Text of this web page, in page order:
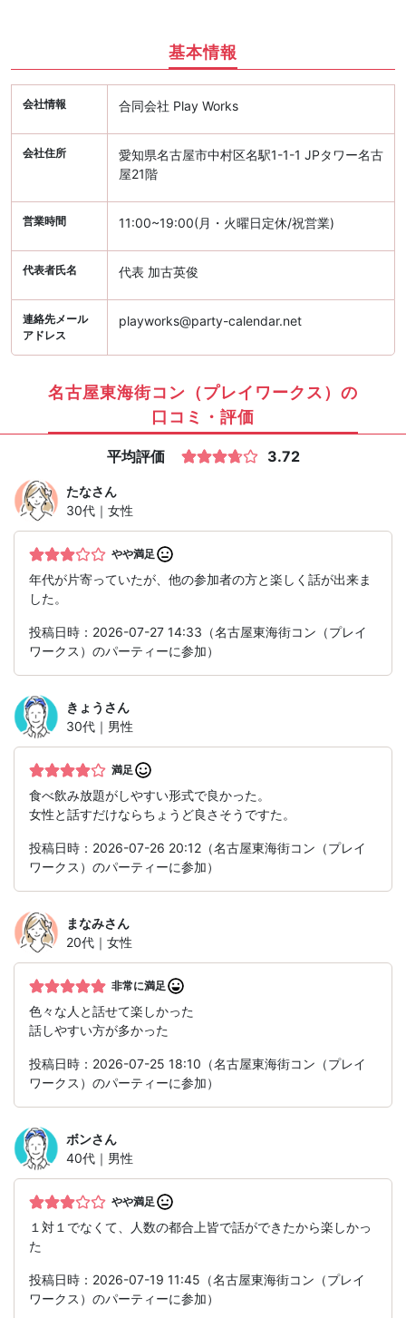
基本情報
会社情報 合同会社 Play Works
会社住所
愛知県名古屋市中村区名駅1-1-1 JPタワー名古
屋21階
営業時間 11:00~19:00(月・火曜日定休/祝営業)
代表者氏名 代表 加古英俊
連絡先メール
アドレス
playworks@party-calendar.net
名古屋東海街コン（プレイワークス）の
口コミ・評価
平均評価 3.72
たなさん
30代｜女性
やや満足
年代が片寄っていたが、他の参加者の方と楽しく話が出来ま
した。
投稿日時：2026-07-27 14:33（名古屋東海街コン（プレイ
ワークス）のパーティーに参加）
きょう さん
30代｜男性
満足
食べ飲み放題がしやすい形式で良かった。
女性と話すだけならちょうど良さそうですた。
投稿日時：2026-07-26 20:12（名古屋東海街コン（プレイ
ワークス）のパーティーに参加）
まなみさん
20代｜女性
非常に満足
色々な人と話せて楽しかった
話しやすい方が多かった
投稿日時：2026-07-25 18:10（名古屋東海街コン（プレイ
ワークス）のパーティーに参加）
ボンさん
40代｜男性
やや満足
１対１でなくて、人数の都合上皆で話ができたから楽しかっ
た
投稿日時：2026-07-19 11:45（名古屋東海街コン（プレイ
ワークス）のパーティーに参加）